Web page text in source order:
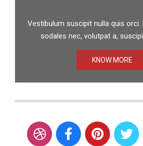
Vestibulum suscipit nulla quis orci.
sodales nec, volutpat a,
KNOW MORE